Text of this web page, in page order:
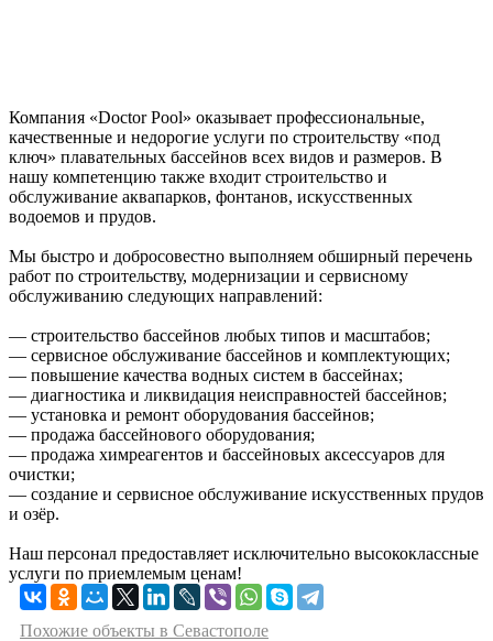
Компания «Doctor Pool» оказывает профессиональные,
качественные и недорогие услуги по строительству «под
ключ» плавательных бассейнов всех видов и размеров. В
нашу компетенцию также входит строительство и
обслуживание аквапарков, фонтанов, искусственных
водоемов и прудов.
Мы быстро и добросовестно выполняем обширный перечень
работ по строительству, модернизации и сервисному
обслуживанию следующих направлений:
— строительство бассейнов любых типов и масштабов;
— сервисное обслуживание бассейнов и комплектующих;
— повышение качества водных систем в бассейнах;
— диагностика и ликвидация неисправностей бассейнов;
— установка и ремонт оборудования бассейнов;
— продажа бассейнового оборудования;
— продажа химреагентов и бассейновых аксессуаров для
очистки;
— создание и сервисное обслуживание искусственных прудов
и озёр.
Наш персонал предоставляет исключительно высококлассные
услуги по приемлемым ценам!
Похожие объекты в Севастополе